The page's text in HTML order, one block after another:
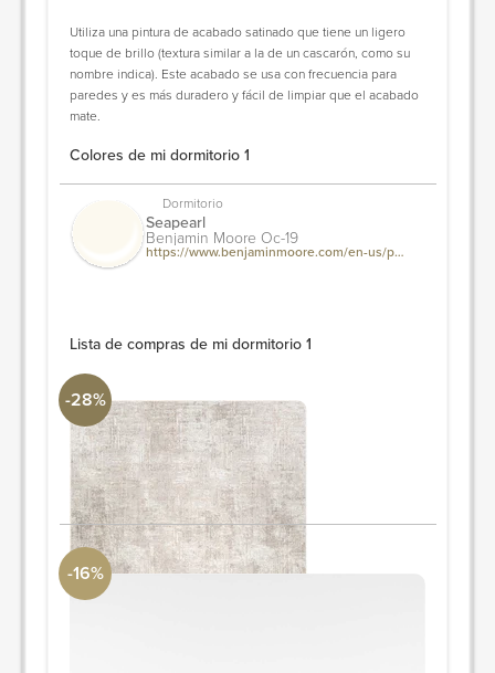
Utiliza una pintura de acabado satinado que tiene un ligero
toque de brillo (textura similar a la de un cascarón, como su
nombre indica). Este acabado se usa con frecuencia para
paredes y es más duradero y fácil de limpiar que el acabado
mate.
Colores de mi dormitorio 1
Dormitorio
Seapearl
Benjamin Moore Oc-19
https://www.benjaminmoore.com/en-us/paint-colors/color/oc-19/seapearl
Lista de compras de mi dormitorio 1
-28%
Surya Collection
Allegro Machine Woven Rug
10'0.08" L x 7'10.49" An
PIDE Y AHORRA
-16%
Crate and Barrel
Palermo Wood & Upholstered 2-Drawer King Storage Bed